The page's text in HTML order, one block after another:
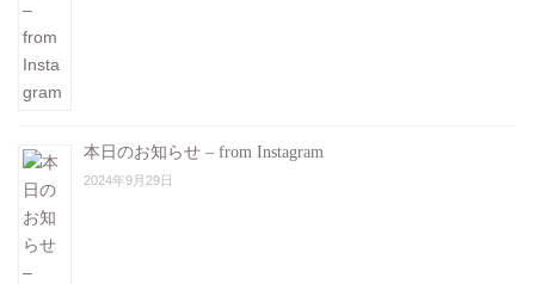
本日のお知らせ – from Instagram
2024年9月29日